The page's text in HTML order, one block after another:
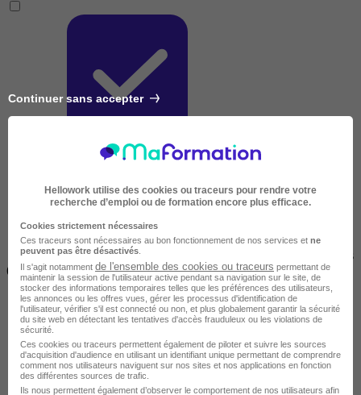
2 jours à 2 semaines
(14h à 70h)
Continuer sans accepter
Hellowork utilise des cookies ou traceurs pour rendre votre
recherche d’emploi ou de formation encore plus efficace.
Cookies strictement nécessaires
Ces traceurs sont nécessaires au bon fonctionnement de nos services et ne
peuvent pas être désactivés
Il s'agit notamment de l'ensemble des cookies ou traceurs permettant de
maintenir la session de l'utilisateur active pendant sa navigation sur le site, de
stocker des informations temporaires telles que les préférences des utilisateurs,
les annonces ou les offres vues, gérer les processus d'identification de
l'utilisateur, vérifier s'il est connecté ou non, et plus globalement garantir la sécurité
du site web en détectant les tentatives d'accès frauduleux ou les violations de
sécurité.
Ces cookies ou traceurs permettent également de piloter et suivre les sources
d'acquisition d'audience en utilisant un identifiant unique permettant de comprendre
comment nos utilisateurs naviguent sur nos sites et nos applications en fonction
des différentes sources de trafic.
Ils nous permettent également d’observer le comportement de nos utilisateurs afin